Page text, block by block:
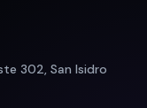
302, San Isidro